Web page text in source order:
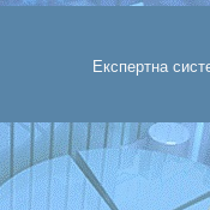
Експертна